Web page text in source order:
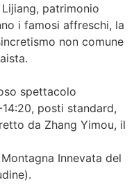
patrimonio
i famosi affreschi, la
non comune
spettacolo
posti standard,
da Zhang Yimou, il
Innevata del